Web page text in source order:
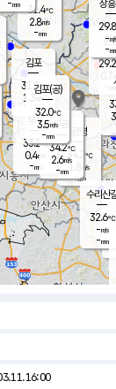
1.4m/s
31.4℃
2.8m/s
-mm
-mm
김포
31.8℃
1.3 m/s
mm
광명
34.2 ℃
1.8 m/s
-mm
부천
33.2℃
0.4m/s
-mm
구로
34.2℃
2.6m/s
-mm
은
29.2
0.7
- mm
수리산
32.6℃
-m/s
-mm
장
29.8
-m/
-mm
김포(공)
32.0℃
3.5m/s
-mm